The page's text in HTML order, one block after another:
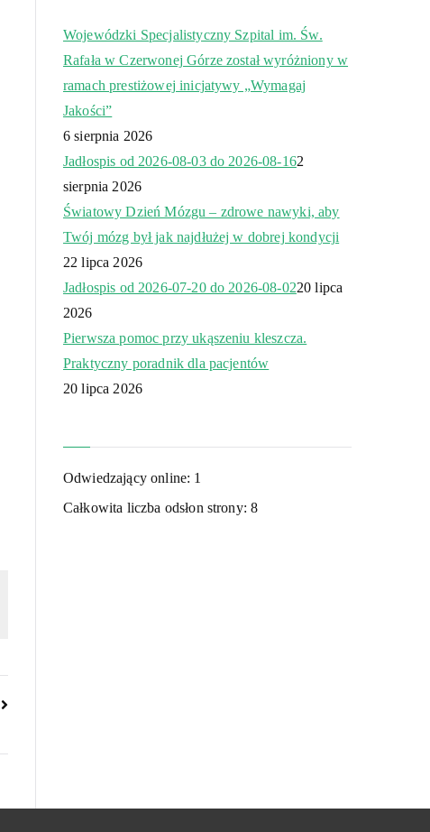
Wojewódzki Specjalistyczny Szpital im. Św.
Rafała w Czerwonej Górze został wyróżniony w
ramach prestiżowej inicjatywy „Wymagaj
Jakości”
6 sierpnia 2026
Jadłospis od 2026-08-03 do 2026-08-162
sierpnia 2026
Światowy Dzień Mózgu – zdrowe nawyki, aby
Twój mózg był jak najdłużej w dobrej kondycji
22 lipca 2026
Jadłospis od 2026-07-20 do 2026-08-0220 lipca
2026
Pierwsza pomoc przy ukąszeniu kleszcza.
Praktyczny poradnik dla pacjentów
20 lipca 2026
Odwiedzający online: 1
Całkowita liczba odsłon strony:8